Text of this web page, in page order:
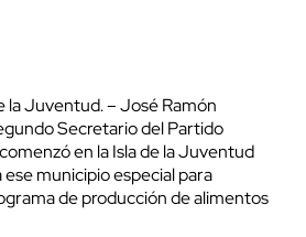
la Juventud. – José Ramón
Secretario del Partido
en la Isla de la Juventud
municipio especial para
de producción de alimentos